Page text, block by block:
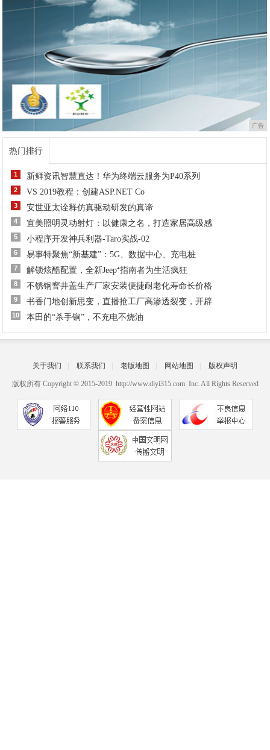
广告
热门排行
1 新鲜资讯智慧直达！华为终端云服务为P40系列
2 VS 2019教程：创建ASP.NET Co
3 安世亚太诠释仿真驱动研发的真谛
4 宜美照明灵动射灯：以健康之名，打造家居高级感
5 小程序开发神兵利器-Taro实战-02
6 易事特聚焦“新基建”：5G、数据中心、充电桩
7 解锁炫酷配置，全新Jeep⁺指南者为生活疯狂
8 不锈钢窨井盖生产厂家安装便捷耐老化寿命长价格
9 书香门地创新思变，直播抢工厂高渗透裂变，开辟
10 本田的“杀手锏”，不充电不烧油
关于我们 联系我们 老版地图 网站地图 版权声明
版权所有 Copyright © 2015-2019 http://www.diyi315.com Inc. All Rights Reserved